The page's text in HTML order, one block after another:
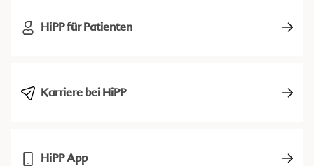
HiPP für Patienten
Karriere bei HiPP
HiPP App